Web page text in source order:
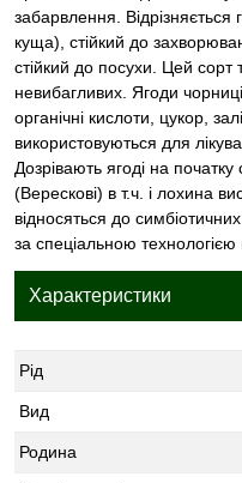
забарвлення.
куща), стійкий до
стійкий до посухи. Цей
невибагливих. Ягоди
органічні кислоти, цукор,
використовуються для
Дозрівають ягоді на
(Верескові) в т.ч. і лохина
відносяться до
за спеціальною технологією
Характеристики
Рід
Вид
Родина